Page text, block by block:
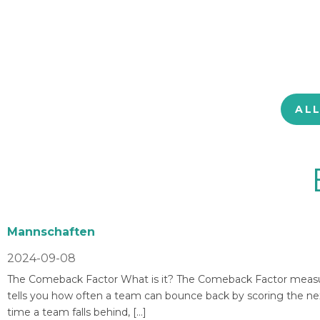
Mannschaften
2024-09-08
The Comeback Factor What is it? The Comeback Factor
tells you how often a team can bounce back by scoring the
time a team falls behind, […]